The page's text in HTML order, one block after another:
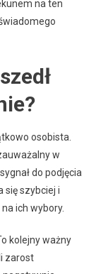
na ten
osobista.
w
do podjęcia
się szybciej i
ich wybory.
kolejny ważny
zarost